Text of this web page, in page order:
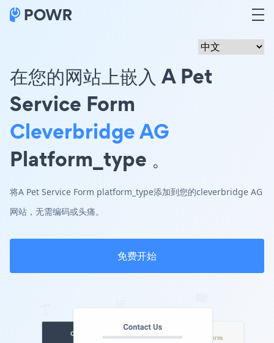
在您的网站上嵌入 A Pet
Service Form
Cleverbridge AG
Platform_type 。
将A Pet Service Form platform_type添加到您的cleverbridge AG
网站，无需编码或头痛。
免费开始